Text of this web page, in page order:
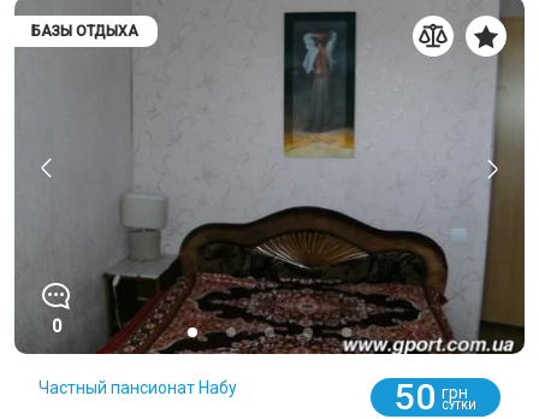
БАЗЫ ОТДЫХА
0
Частный пансионат Набу 50 грн
СУТКИ